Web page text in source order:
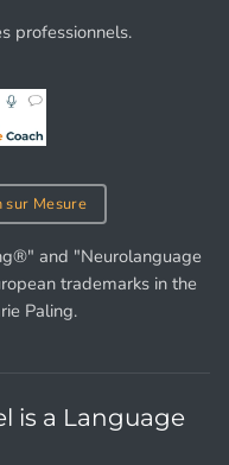
professionnels.
sur Mesure
and "Neurolanguage
trademarks in the
Paling.
is a Language